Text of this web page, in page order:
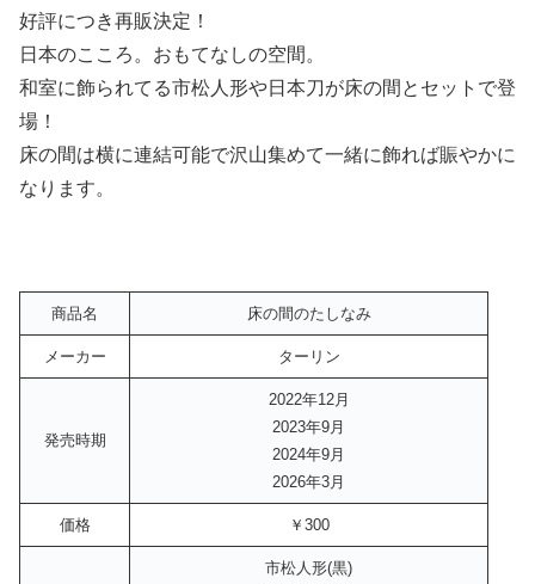
好評につき再販決定！
日本のこころ。おもてなしの空間。
和室に飾られてる市松人形や日本刀が床の間とセットで登
場！
床の間は横に連結可能で沢山集めて一緒に飾れば賑やかに
なります。
商品名 床の間のたしなみ
メーカー ターリン
発売時期
2022年12月
2023年9月
2024年9月
2026年3月
価格 ￥300
市松人形(黒)